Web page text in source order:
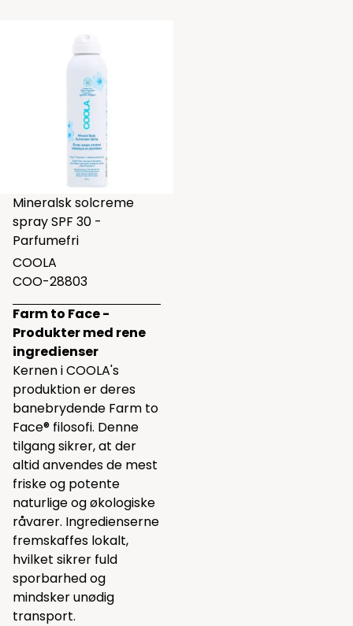
Mineralsk solcreme
spray SPF 30 -
Parfumefri
COOLA
COO-28803
Farm to Face -
Produkter med rene
ingredienser
Kernen i COOLA's
produktion er deres
banebrydende Farm to
Face® filosofi. Denne
tilgang sikrer, at der
altid anvendes de mest
friske og potente
naturlige og økologiske
råvarer. Ingredienserne
fremskaffes lokalt,
hvilket sikrer fuld
sporbarhed og
mindsker unødig
transport.